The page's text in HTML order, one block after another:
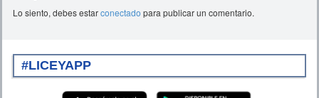
Lo siento, debes estarconectado para publicar un comentario.
#LICEYAPP